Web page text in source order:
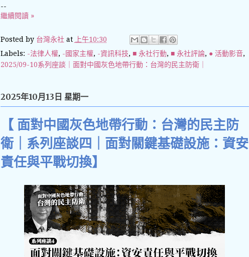
--
繼續閱讀 »
Posted by 台灣永社 at
上午10:30
Labels: -法律人權, -國家主權, -資訊科技, ■ 永社行動, ■ 永社評論, ● 活動影音,
2025/09-10系列座談｜面對中國灰色地帶行動：台灣的民主防衛｜
2025年10月13日 星期一
【 面對中國灰色地帶行動：台灣的民主防
衛｜系列座談四｜面對關鍵基礎設施：資安
責任與平戰切換】